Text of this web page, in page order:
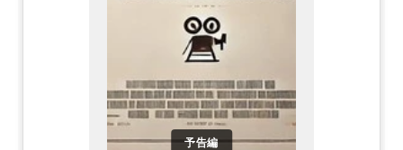
予告編